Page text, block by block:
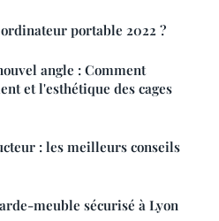
portable 2022 ?
angle : Comment
et l'esthétique des cages
: les meilleurs conseils
meuble sécurisé à Lyon